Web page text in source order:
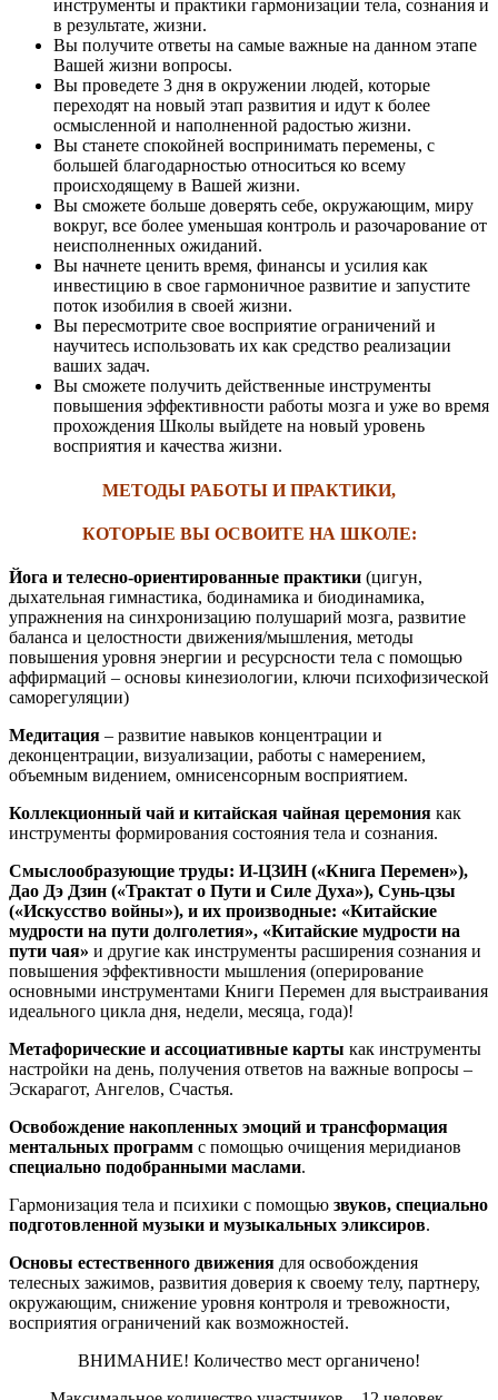
инструменты и практики гармонизации тела, сознания и
в результате, жизни.
Вы получите ответы на самые важные на данном этапе
Вашей жизни вопросы.
Вы проведете 3 дня в окружении людей, которые
переходят на новый этап развития и идут к более
осмысленной и наполненной радостью жизни.
Вы станете спокойней воспринимать перемены, с
большей благодарностью относиться ко всему
происходящему в Вашей жизни.
Вы сможете больше доверять себе, окружающим, миру
вокруг, все более уменьшая контроль и разочарование от
неисполненных ожиданий.
Вы начнете ценить время, финансы и усилия как
инвестицию в свое гармоничное развитие и запустите
поток изобилия в своей жизни.
Вы пересмотрите свое восприятие ограничений и
научитесь использовать их как средство реализации
ваших задач.
Вы сможете получить действенные инструменты
повышения эффективности работы мозга и уже во время
прохождения Школы выйдете на новый уровень
восприятия и качества жизни.
МЕТОДЫ РАБОТЫ И ПРАКТИКИ,
КОТОРЫЕ ВЫ ОСВОИТЕ НА ШКОЛЕ:
Йога и телесно-ориентированные практики (цигун,
дыхательная гимнастика, бодинамика и биодинамика,
упражнения на синхронизацию полушарий мозга, развитие
баланса и целостности движения/мышления, методы
повышения уровня энергии и ресурсности тела с помощью
аффирмаций – основы кинезиологии, ключи психофизической
саморегуляции)
Медитация – развитие навыков концентрации и
деконцентрации, визуализации, работы с намерением,
объемным видением, омнисенсорным восприятием.
Коллекционный чай и китайская чайная церемония как
инструменты формирования состояния тела и сознания.
Смыслообразующие труды: И-ЦЗИН («Книга Перемен»),
Дао Дэ Дзин («Трактат о Пути и Силе Духа»), Сунь-цзы
(«Искусство войны»), и их производные: «Китайские
мудрости на пути долголетия», «Китайские мудрости на
пути чая» и другие как инструменты расширения сознания и
повышения эффективности мышления (оперирование
основными инструментами Книги Перемен для выстраивания
идеального цикла дня, недели, месяца, года)!
Метафорические и ассоциативные карты как инструменты
настройки на день, получения ответов на важные вопросы –
Эскарагот, Ангелов, Счастья.
Освобождение накопленных эмоций и трансформация
ментальных программ с помощью очищения меридианов
специально подобранными маслами.
Гармонизация тела и психики с помощью звуков, специально
подготовленной музыки и музыкальных эликсиров.
Основы естественного движения для освобождения
телесных зажимов, развития доверия к своему телу, партнеру,
окружающим, снижение уровня контроля и тревожности,
восприятия ограничений как возможностей.
ВНИМАНИЕ! Количество мест органичено!